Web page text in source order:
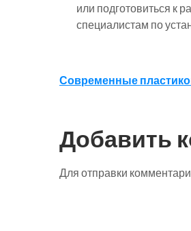
или подготовиться к
специалистам по
Навигация
записям
Современные
Добавить
Для отправки